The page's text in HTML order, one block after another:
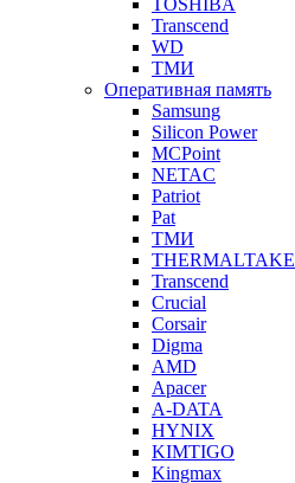
TOSHIBA
Transcend
WD
ТМИ
Оперативная память
Samsung
Silicon Power
MCPoint
NETAC
Patriot
Pat
ТМИ
THERMALTAKE
Transcend
Crucial
Corsair
Digma
AMD
Apacer
A-DATA
HYNIX
KIMTIGO
Kingmax